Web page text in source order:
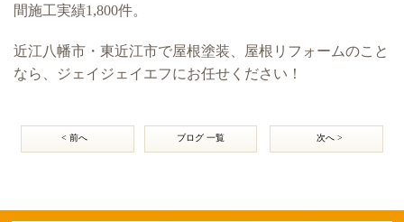
間施工実績1,800件。
近江八幡市・東近江市で屋根塗装、屋根リフォームのこと
なら、ジェイジェイエフにお任せください！
< 前へ ブログ 一覧 次へ >